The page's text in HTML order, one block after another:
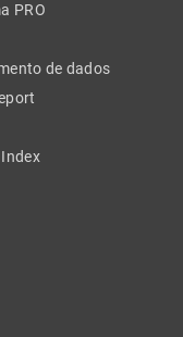
PRO
de dados